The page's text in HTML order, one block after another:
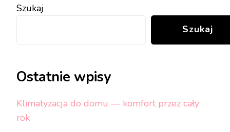
Szukaj
Szukaj
Ostatnie wpisy
Klimatyzacja do domu — komfort przez cały
rok